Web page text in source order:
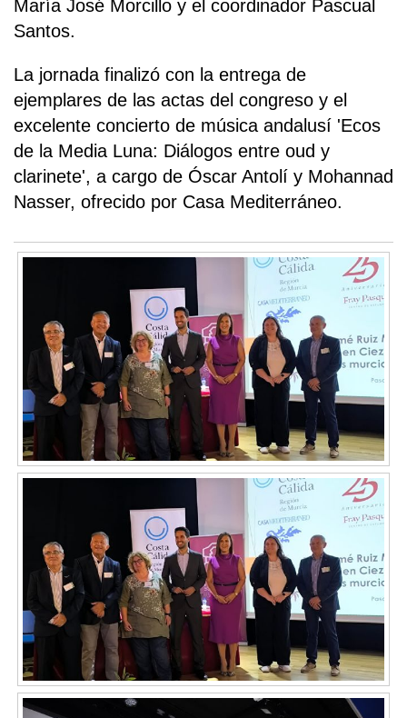
María José Morcillo y el coordinador Pascual
Santos.
La jornada finalizó con la entrega de
ejemplares de las actas del congreso y el
excelente concierto de música andalusí 'Ecos
de la Media Luna: Diálogos entre oud y
clarinete', a cargo de Óscar Antolí y Mohannad
Nasser, ofrecido por Casa Mediterráneo.